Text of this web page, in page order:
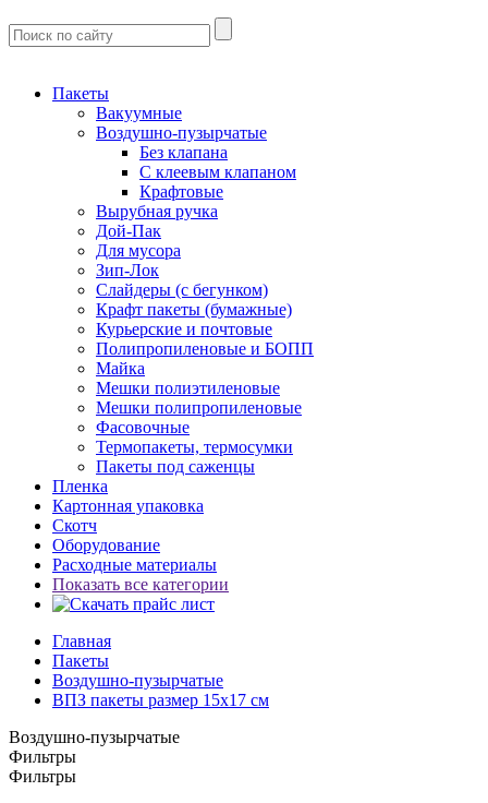
Пакеты
Вакуумные
Воздушно-пузырчатые
Без клапана
С клеевым клапаном
Крафтовые
Вырубная ручка
Дой-Пак
Для мусора
Зип-Лок
Слайдеры (с бегунком)
Крафт пакеты (бумажные)
Курьерские и почтовые
Полипропиленовые и БОПП
Майка
Мешки полиэтиленовые
Мешки полипропиленовые
Фасовочные
Термопакеты, термосумки
Пакеты под саженцы
Пленка
Картонная упаковка
Скотч
Оборудование
Расходные материалы
Показать все категории
Главная
Пакеты
Воздушно-пузырчатые
ВПЗ пакеты размер 15x17 см
Воздушно-пузырчатые
Фильтры
Фильтры